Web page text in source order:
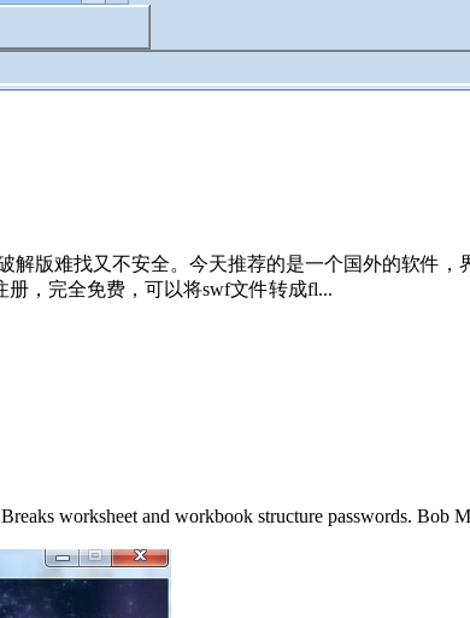
版难找又不安全。今天推荐的是一个国外的软件
，完全免费，可以将swf文件转成fl...
worksheet and workbook structure passwords. Bob